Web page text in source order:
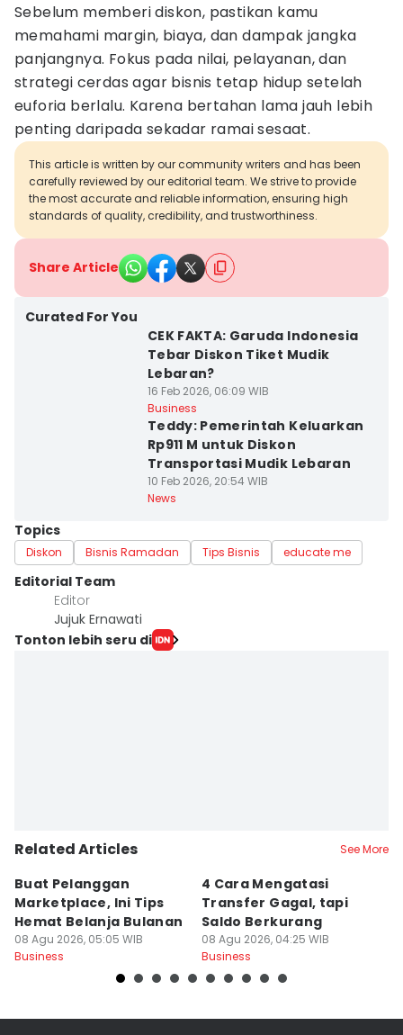
Sebelum memberi diskon, pastikan kamu
memahami margin, biaya, dan dampak jangka
panjangnya. Fokus pada nilai, pelayanan, dan
strategi cerdas agar bisnis tetap hidup setelah
euforia berlalu. Karena bertahan lama jauh lebih
penting daripada sekadar ramai sesaat.
This article is written by our community writers and has been
carefully reviewed by our editorial team. We strive to provide
the most accurate and reliable information, ensuring high
standards of quality, credibility, and trustworthiness.
Share Article
Curated For You
CEK FAKTA: Garuda Indonesia
Tebar Diskon Tiket Mudik
Lebaran?
16 Feb 2026, 06:09 WIB
Business
Teddy: Pemerintah Keluarkan
Rp911 M untuk Diskon
Transportasi Mudik Lebaran
10 Feb 2026, 20:54 WIB
News
Topics
Diskon Bisnis Ramadan Tips Bisnis educate me
Editorial Team
Editor
Jujuk Ernawati
Tonton lebih seru di
Related Articles See More
Buat Pelanggan
Marketplace, Ini Tips
Hemat Belanja Bulanan
08 Agu 2026, 05:05 WIB
Business
4 Cara Mengatasi
Transfer Gagal, tapi
Saldo Berkurang
08 Agu 2026, 04:25 WIB
Business